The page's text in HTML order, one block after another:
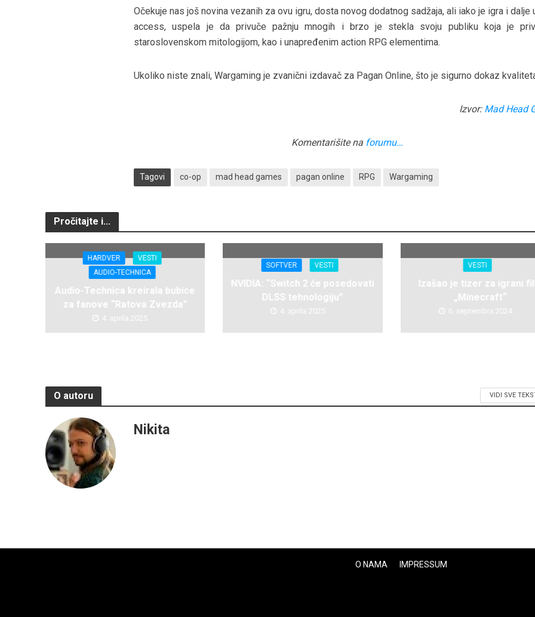
Očekuje nas još novina vezanih za ovu igru, dosta novog dodatnog sadžaja, ali iako je igra i dalje
access, uspela je da privuče pažnju mnogih i brzo je stekla svoju publiku koja je
staroslovenskom mitologijom, kao i unapređenim action RPG elementima.
Ukoliko niste znali, Wargaming je zvanični izdavač za Pagan Online, što je sigurno dokaz
Izvor: Mad Head
Komentarišite na forumu…
Tagovi co-op mad head games pagan online RPG Wargaming
Pročitajte i...
HARDVER
VESTI
AUDIO-TECHNICA
Audio-Technica kreirala bubice
za fanove “Ratova Zvezda”
4. aprila 2025.
SOFTVER VESTI
NVIDIA: “Switch 2 će posedovati
DLSS tehnologiju”
4. aprila 2025.
VESTI
Izašao je tizer za igrani
„Minecraft“
6. septembra 2024.
O autoru VIDI SVE
Nikita
O NAMA IMPRESSUM